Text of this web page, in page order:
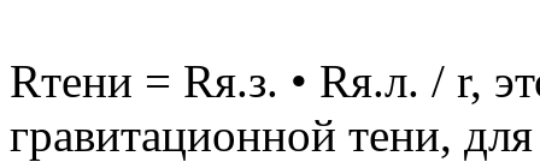
Rтени = Rя.з. • Rя.л. / r,
гравитационной тени,